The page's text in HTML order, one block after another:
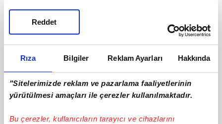
Rıza Bilgiler Reklam Ayarları Hakkında
"Sitelerimizde reklam ve pazarlama faaliyetlerinin
yürütülmesi amaçları ile çerezler kullanılmaktadır.
Bu çerezler, kullanıcıların tarayıcı ve cihazlarını
Reddet